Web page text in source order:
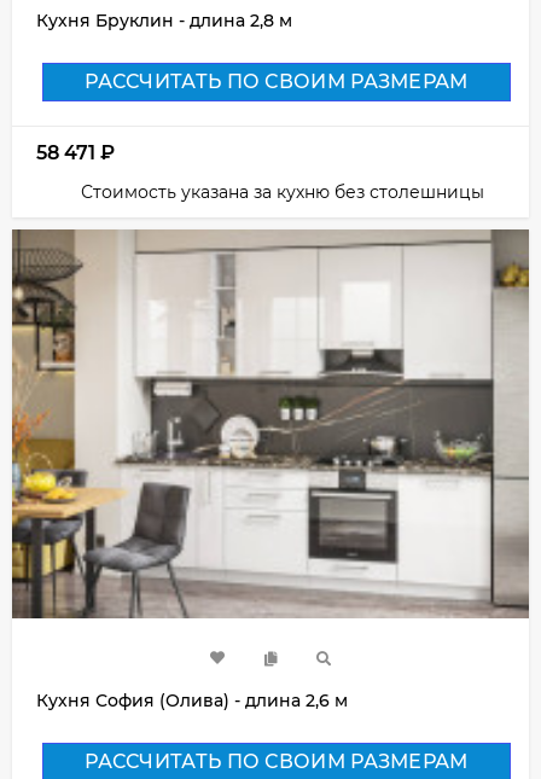
Кухня Бруклин - длина 2,8 м
РАССЧИТАТЬ ПО СВОИМ РАЗМЕРАМ
58 471 ₽
Стоимость указана за кухню без столешницы
Кухня София (Олива) - длина 2,6 м
РАССЧИТАТЬ ПО СВОИМ РАЗМЕРАМ